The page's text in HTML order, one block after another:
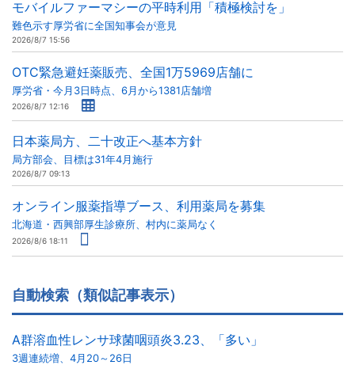
モバイルファーマシーの平時利用「積極検討を」
難色示す厚労省に全国知事会が意見
2026/8/7 15:56
OTC緊急避妊薬販売、全国1万5969店舗に
厚労省・今月3日時点、6月から1381店舗増
2026/8/7 12:16
日本薬局方、二十改正へ基本方針
局方部会、目標は31年4月施行
2026/8/7 09:13
オンライン服薬指導ブース、利用薬局を募集
北海道・西興部厚生診療所、村内に薬局なく
2026/8/6 18:11
自動検索（類似記事表示）
A群溶血性レンサ球菌咽頭炎3.23、「多い」
3週連続増、4月20～26日